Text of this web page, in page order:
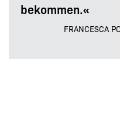
bekommen.«
FRANCESCA